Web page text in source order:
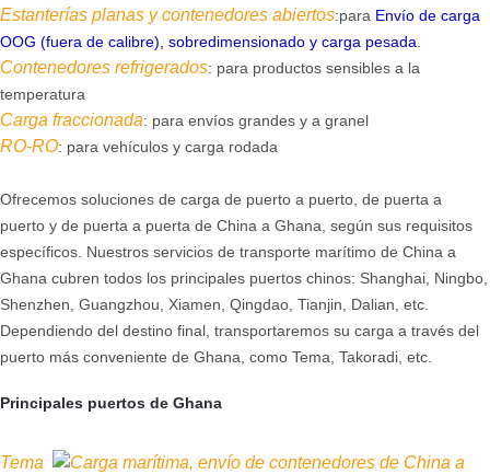
Estanterías planas y contenedores abiertos:para Envío de carga
OOG (fuera de calibre), sobredimensionado y carga pesada
Contenedores refrigerados: para productos sensibles a la
temperatura
Carga fraccionada: para envíos grandes y a granel
RO-RO: para vehículos y carga rodada
Ofrecemos soluciones de carga de puerto a puerto, de puerta a
puerto y de puerta a puerta de China a Ghana, según sus requisitos
específicos. Nuestros servicios de transporte marítimo de China a
Ghana cubren todos los principales puertos chinos: Shanghai, Ningbo,
Shenzhen, Guangzhou, Xiamen, Qingdao, Tianjin, Dalian, etc.
Dependiendo del destino final, transportaremos su carga a través del
puerto más conveniente de Ghana, como Tema, Takoradi, etc.
Principales puertos de Ghana
Tema